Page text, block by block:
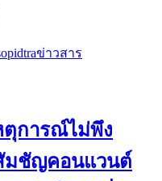
ข่าวสาร
ตุการณ์ไม่พึง
มชัญคอนแวนต์